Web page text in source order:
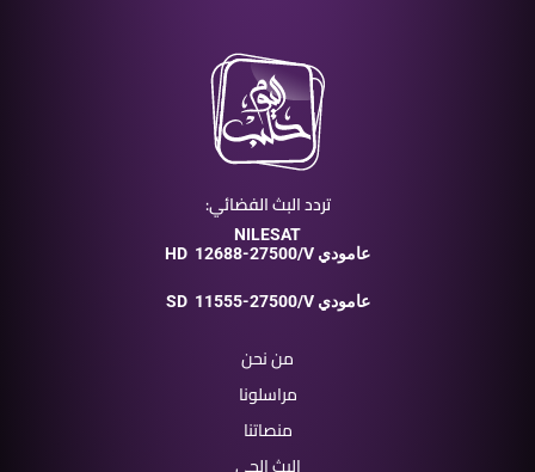
تردد البث الفضائي:
NILESAT
HD
12688-27500/V عامودي
SD 11555-27500/V عامودي
من نحن
مراسلونا
منصاتنا
البث الحي